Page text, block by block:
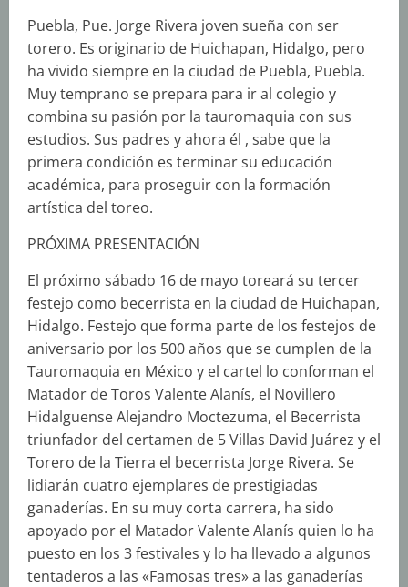
Puebla, Pue. Jorge Rivera joven sueña con ser
torero. Es originario de Huichapan, Hidalgo, pero
ha vivido siempre en la ciudad de Puebla, Puebla.
Muy temprano se prepara para ir al colegio y
combina su pasión por la tauromaquia con sus
estudios. Sus padres y ahora él , sabe que la
primera condición es terminar su educación
académica, para proseguir con la formación
artística del toreo.
PRÓXIMA PRESENTACIÓN
El próximo sábado 16 de mayo toreará su tercer
festejo como becerrista en la ciudad de Huichapan,
Hidalgo. Festejo que forma parte de los festejos de
aniversario por los 500 años que se cumplen de la
Tauromaquia en México y el cartel lo conforman el
Matador de Toros Valente Alanís, el Novillero
Hidalguense Alejandro Moctezuma, el Becerrista
triunfador del certamen de 5 Villas David Juárez y el
Torero de la Tierra el becerrista Jorge Rivera. Se
lidiarán cuatro ejemplares de prestigiadas
ganaderías. En su muy corta carrera, ha sido
apoyado por el Matador Valente Alanís quien lo ha
puesto en los 3 festivales y lo ha llevado a algunos
tentaderos a las «Famosas tres» a las ganaderías